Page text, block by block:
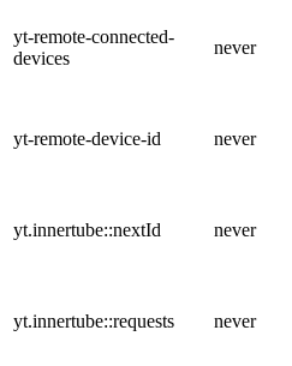
yt-remote-connected-
devices
never
yt-remote-device-id never
yt.innertube::nextId never
yt.innertube::requests never